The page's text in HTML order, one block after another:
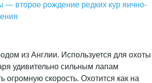
второе рождение редких кур яично-
из Англии. Используется для охоты
удивительно сильным лапам
огромную скорость. Охотится как на